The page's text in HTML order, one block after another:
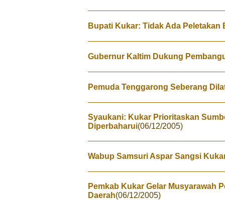
Bupati Kukar: Tidak Ada Peletakan
Gubernur Kaltim Dukung
Pemuda Tenggarong Seberang
Syaukani: Kukar Prioritaskan
Diperbaharui(06/12/2005)
Wabup Samsuri Aspar Sangsi
Pemkab Kukar Gelar Musyarawah
Daerah(06/12/2005)